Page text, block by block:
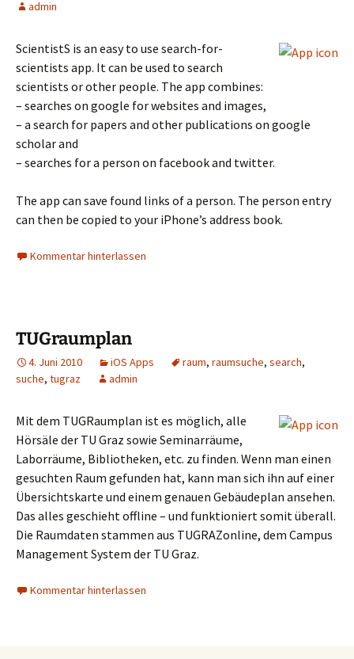
admin
ScientistS is an easy to use search-for-
scientists app. It can be used to search
scientists or other people. The app combines:
– searches on google for websites and images,
– a search for papers and other publications on google
scholar and
– searches for a person on facebook and twitter.
The app can save found links of a person. The person entry
can then be copied to your iPhone’s address book.
Kommentar hinterlassen
TUGraumplan
4. Juni 2010 iOS Apps raum, raumsuche, search,
suche, tugraz admin
Mit dem TUGRaumplan ist es möglich, alle
Hörsäle der TU Graz sowie Seminarräume,
Laborräume, Bibliotheken, etc. zu finden. Wenn man einen
gesuchten Raum gefunden hat, kann man sich ihn auf einer
Übersichtskarte und einem genauen Gebäudeplan ansehen.
Das alles geschieht offline – und funktioniert somit überall.
Die Raumdaten stammen aus TUGRAZonline, dem Campus
Management System der TU Graz.
Kommentar hinterlassen